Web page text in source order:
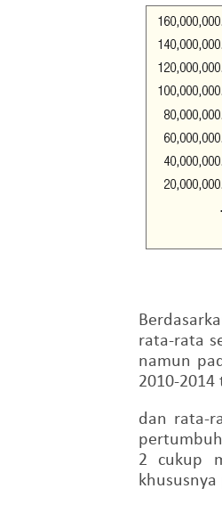
rata-rata
namun
2010-
dan rata-
2 cukup